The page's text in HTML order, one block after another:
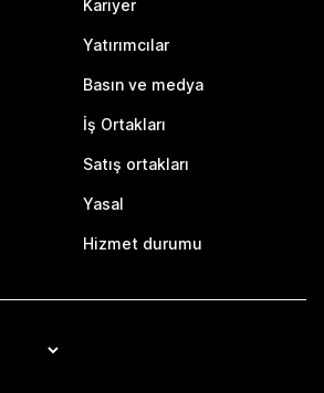
Kariyer
Yatırımcılar
Basın ve medya
İş Ortakları
Satış ortakları
Yasal
Hizmet durumu